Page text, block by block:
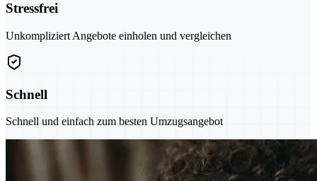
Stressfrei
Unkompliziert Angebote einholen und vergleichen
Schnell
Schnell und einfach zum besten Umzugsangebot